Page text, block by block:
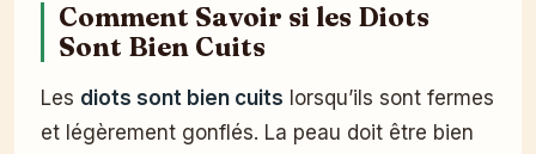
Comment Savoir si les Diots
Sont Bien Cuits
Les diots sont bien cuits lorsqu’ils sont fermes
et légèrement gonflés. La peau doit être bien